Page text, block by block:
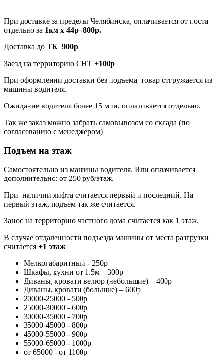
При доставке за пределы Челябинска, оплачивается от поста
отдельно за 1км х 44р+800р.
Доставка до ТК 900р
Заезд на территорию СНТ +100р
При оформлении доставки без подъема, товар отгружается из
машины водителя.
Ожидание водителя более 15 мин, оплачивается отдельно.
Так же заказ можно забрать самовывозом со склада (по
согласованию с менеджером)
Подъем на этаж
Самостоятельно из машины водителя. Или оплачивается
дополнительно: от 250 руб/этаж.
При наличии лифта считается первый и последний. На
первый этаж, подъем так же считается.
Занос на территорию частного дома считается как 1 этаж.
В случае отдаленности подъезда машины от места разгрузки
считается +1 этаж
Мелкогабаритный - 250р
Шкафы, кухни от 1.5м – 300р
Диваны, кровати велюр (небольшие) – 400р
Диваны, кровати (большие) – 600р
20000-25000 - 500р
25000-30000 - 600р
30000-35000 - 700р
35000-45000 - 800р
45000-55000 - 900р
55000-65000 - 1000р
от 65000 - от 1100р